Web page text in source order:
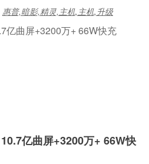
惠普,暗影,精灵,主机,主机,升级
亿曲屏+3200万+ 66W快